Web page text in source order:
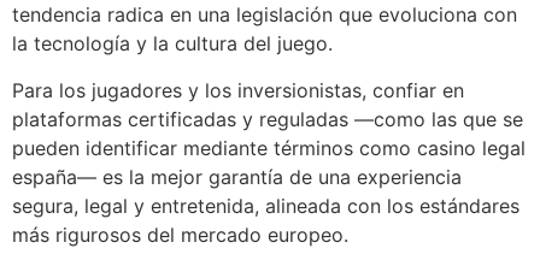
tendencia radica en una legislación que evoluciona con
la tecnología y la cultura del juego.
Para los jugadores y los inversionistas, confiar en
plataformas certificadas y reguladas —como las que se
pueden identificar mediante términos como casino legal
españa— es la mejor garantía de una experiencia
segura, legal y entretenida, alineada con los estándares
más rigurosos del mercado europeo.